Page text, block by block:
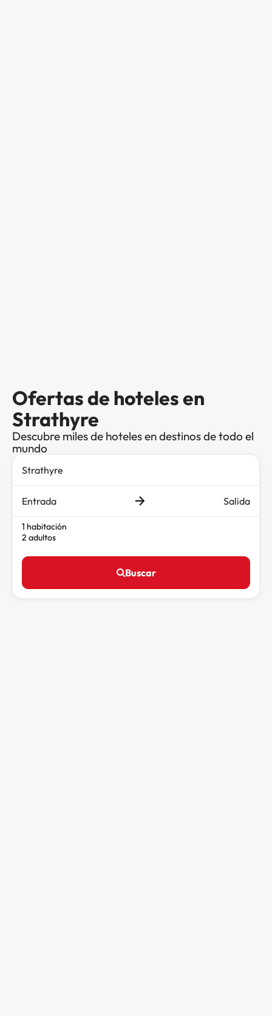
Ofertas de hoteles en
Strathyre
Descubre miles de hoteles en destinos de todo el
mundo
Entrada Salida
1 habitación
2 adultos
Buscar